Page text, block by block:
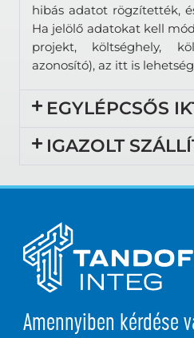
hibás adatot rögzítették,
Ha jelölő adatokat kell
projekt, költséghely,
azonosító), az itt is
EGYLÉPCSŐS
IGAZOLT
Amennyiben kérdése